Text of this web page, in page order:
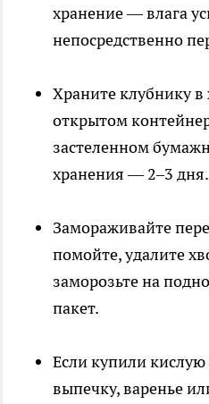
хранение — влага
непосредственно
Храните клубнику в
открытом
застеленном
хранения — 2–3 дня.
Замораживайте
помойте, удалите
заморозьте на
пакет.
Если купили кислую
выпечку, варенье